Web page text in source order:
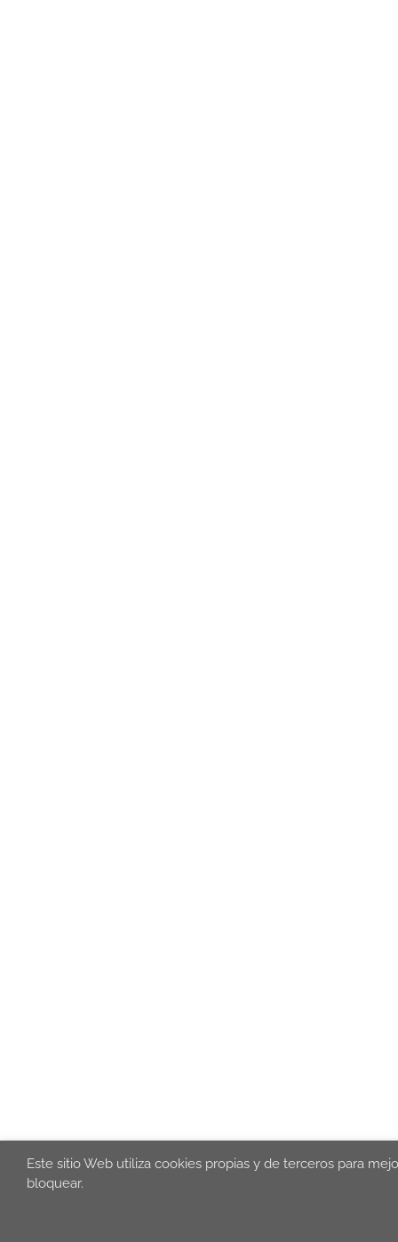
Este sitio Web utiliza cookies propias y de terceros para
bloquear.